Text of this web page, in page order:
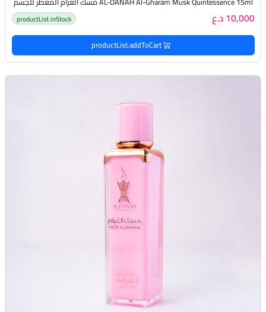
10,000 د.ع productList.inStock
productList.addToCart